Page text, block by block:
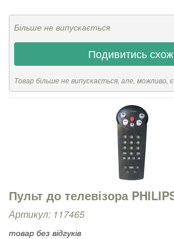
Більше не випускається
Подивитись
Товар більше не випускається, але, можливо, є
Пульт до телевізора
Артикул: 117465
товар без відгуків